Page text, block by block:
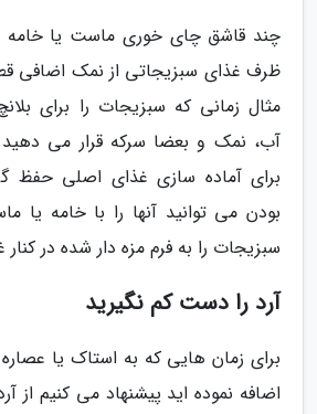
چند قاشق چای خوری ماست یا خامه
ظرف غذای سبزیجاتی از نمک اضافی
مثال زمانی که سبزیجات را برای
آب، نمک و بعضا سرکه قرار می
برای آماده سازی غذای اصلی حفظ
بودن می توانید آنها را با خامه یا
سبزیجات را به فرم مزه دار شده در کنار
آرد را دست کم نگیرید
برای زمان هایی که به استاک یا
اضافه نموده اید پیشنهاد می کنیم از